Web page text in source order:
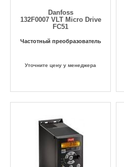
Danfoss
132F0007 VLT Micro Drive
FC51
Частотный преобразователь
Уточните цену у менеджера